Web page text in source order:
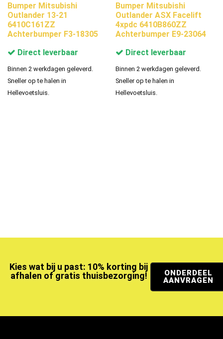
Bumper Mitsubishi
Outlander 13-21
6410C161ZZ
Achterbumper F3-18305
Direct leverbaar
Binnen 2 werkdagen geleverd.
Sneller op te halen in
Hellevoetsluis.
Bumper Mitsubishi
Outlander ASX Facelift
4xpdc 6410B860ZZ
Achterbumper E9-23064
Direct leverbaar
Binnen 2 werkdagen geleverd.
Sneller op te halen in
Hellevoetsluis.
Kies wat bij u past: 10% korting bij
afhalen of gratis thuisbezorging!
ONDERDEEL
AANVRAGEN